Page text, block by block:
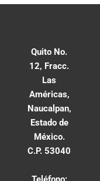
Quito No.
12, Fracc.
Las
Américas,
Naucalpan,
Estado de
México.
C.P. 53040